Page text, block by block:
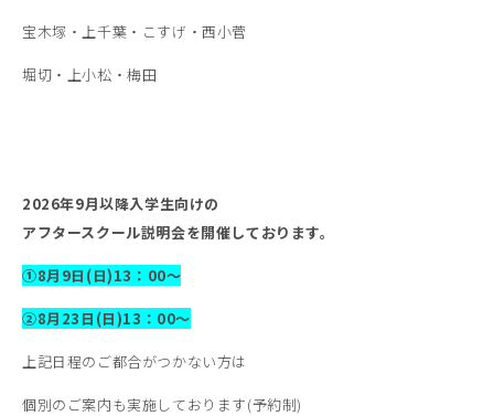
宝木塚・上千葉・こすげ・西小菅
堀切・上小松・梅田
2026年9月以降入学生向けの
アフタースクール説明会を開催しております。
①8月9日(日)13：00～
②8月23日(日)13：00～
上記日程のご都合がつかない方は
個別のご案内も実施しております(予約制)